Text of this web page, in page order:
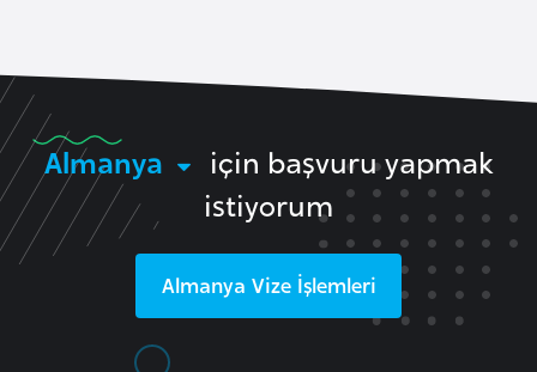
Almanya
için başvuru yapmak
istiyorum
Almanya Vize İşlemleri
i
s
t
a
n